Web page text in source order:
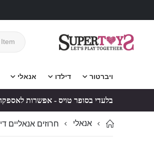
ויברטור דילדו אנאלי
בלעדי בסופר טויס - אפשרות
אנאלי חרוזים אנאליים